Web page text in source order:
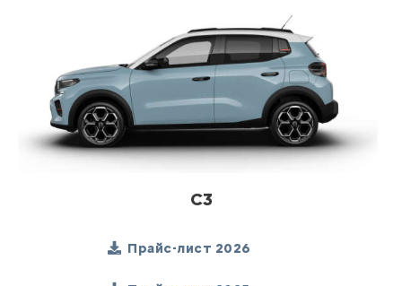
C3
Прайс-лист 2026